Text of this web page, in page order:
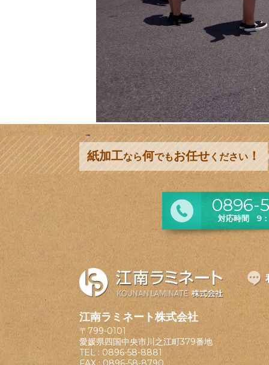
紙加工なら何でもお任せ ください ！
0896-
対応時間 9
江南ラミネート株式会社
〒799-0101
愛媛県四国中央市川之江町379番地
TEL : 0896-58-8881